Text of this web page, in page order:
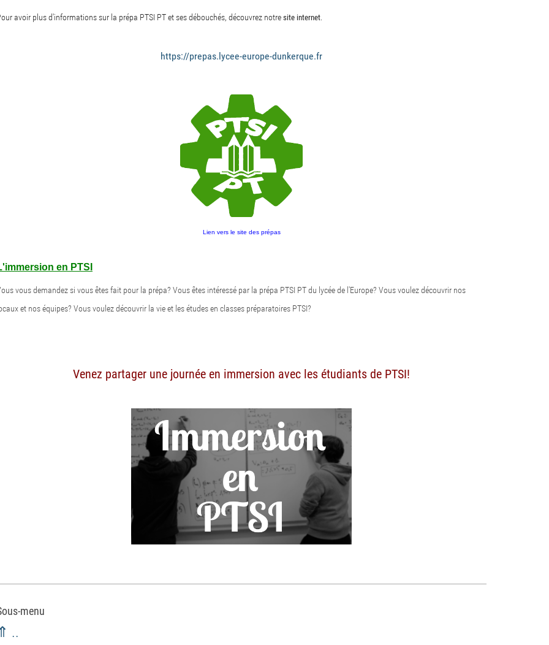
avoir plus d'informations sur la prépa PTSI PT et ses débouchés, découvrez notre site internet
https://prepas.lycee-europe-dunkerque.fr
Lien vers le site des prépas
en PTSI
vous demandez si vous êtes fait pour la prépa? Vous êtes intéressé par la prépa PTSI PT du lycée de l'Europe? Vous voulez découvrir nos
et nos équipes? Vous voulez découvrir la vie et les études en classes préparatoires PTSI?
Venez partager une journée en immersion avec les étudiants de PTSI!
menu
..